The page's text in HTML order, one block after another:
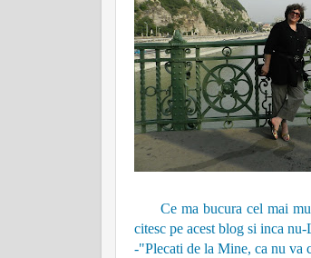
Ce ma bucura cel mai mult
citesc pe acest blog si inca
-"Plecati de la Mine, ca nu va